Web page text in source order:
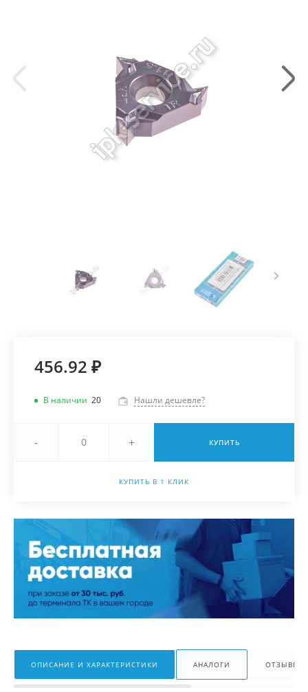
456.92 ₽
В наличии 20 Нашли дешевле?
- + КУПИТЬ
КУПИТЬ В 1 КЛИК
ОПИСАНИЕ И ХАРАКТЕРИСТИКИ АНАЛОГИ ОТЗЫВЫ